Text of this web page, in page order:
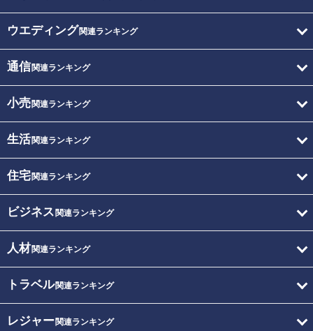
ウエディング関連ランキング
通信関連ランキング
小売関連ランキング
生活関連ランキング
住宅関連ランキング
ビジネス 関連ランキング
人材関連ランキング
トラベル関連ランキング
レジャー関連ランキング